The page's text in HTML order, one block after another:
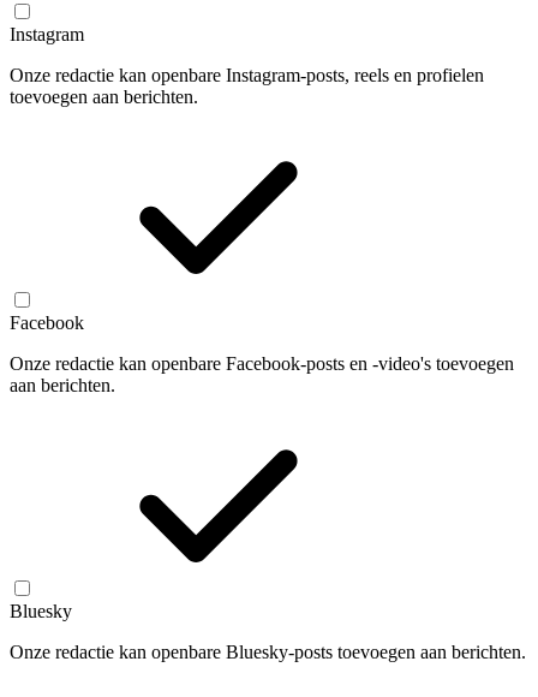
Instagram
Onze redactie kan openbare Instagram-posts, reels en profielen
toevoegen aan berichten.
Facebook
Onze redactie kan openbare Facebook-posts en -video's toevoegen
aan berichten.
Bluesky
Onze redactie kan openbare Bluesky-posts toevoegen aan berichten.